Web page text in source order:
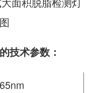
的技术参数：